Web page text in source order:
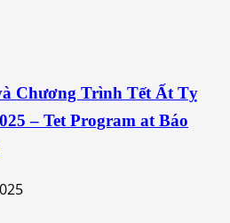
Chương Trình Tết Ất Tỵ
– Tet Program at Báo